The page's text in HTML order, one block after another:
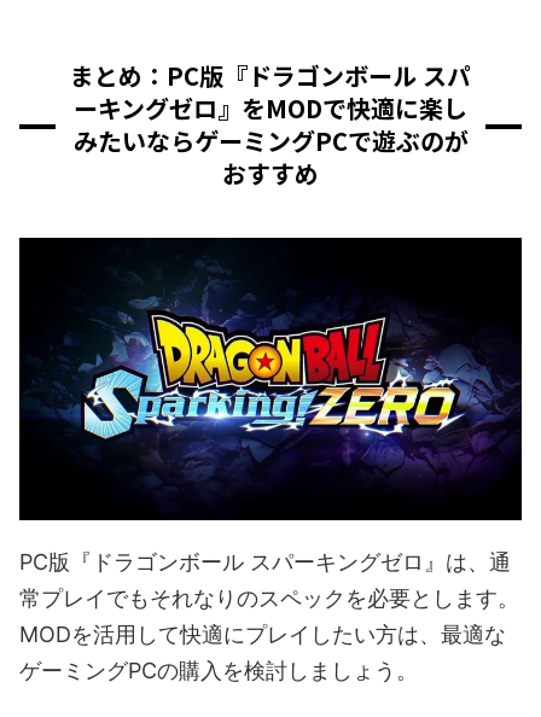
まとめ：PC版『ドラゴンボール スパ
ーキングゼロ』をMODで快適に楽し
みたいならゲーミングPCで遊ぶのが
おすすめ
PC版『ドラゴンボール スパーキングゼロ』は、通
常プレイでもそれなりのスペックを必要とします。
MODを活用して快適にプレイしたい方は、最適な
ゲーミングPCの購入を検討しましょう。